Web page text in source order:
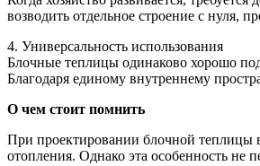
возводить отдельное строение с
4. Универсальность использования
Блочные теплицы одинаково хорошо
Благодаря единому внутреннему
О чем стоит помнить
При проектировании блочной теплицы
отопления. Однако эта особенность не